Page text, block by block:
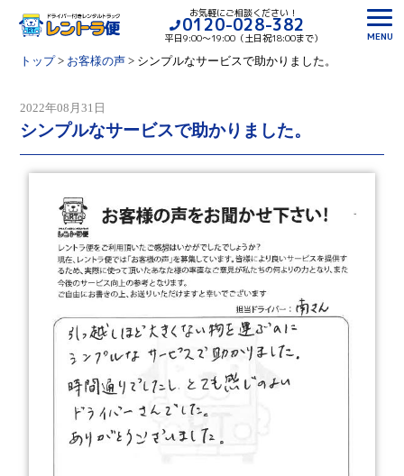
お気軽にご相談ください！
0120-028-382
平日9:00〜19:00（土日祝18:00まで）
MENU
トップ> お客様の声> シンプルなサービスで助かりました。
2022年08月31日
シンプルなサービスで助かりました。